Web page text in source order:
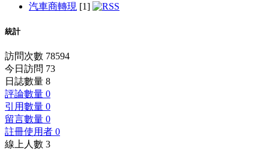
汽車商轉現 [1]
統計
訪問次數 78594
今日訪問 73
日誌數量 8
評論數量 0
引用數量 0
留言數量 0
註冊使用者 0
線上人數 3